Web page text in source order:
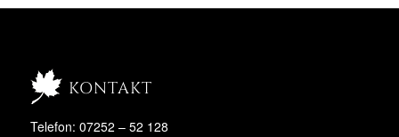
kontakt
Telefon: 07252 – 52 128